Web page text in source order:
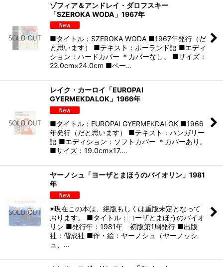
ゾフィア＆アンドレイ・ダロフスキー
「SZEROKA WODA」1967年
■タイトル：SZEROKA WODA ■1967年発行（だ
と思います） ■テキスト：ポーランド語 ■エディ
ション：ハードカバー ＊カバーなし。 ■サイズ：
22.0cm×24.0cm ■ペー…
レイク・カーロイ「EUROPAI
GYERMEKDALOK」1966年
■タイトル：EUROPAI GYERMEKDALOK ■1966
年発行（だと思います） ■テキスト：ハンガリー
語 ■エディション：ソフトカバー ＊カバーあり。
■サイズ：19.0cm×17.…
ヤーノシュ「ヨーザとまほうのバイオリン」1981
年
※現在この本は、絶版もしくは重版未定となって
おります。 ■タイトル：ヨーザとまほうのバイオ
リン ■発行年：1981年 初版第1刷発行 ■出版
社：偕成社 ■作・絵：ヤーノシュ（ヤーノッシ
ュ、…